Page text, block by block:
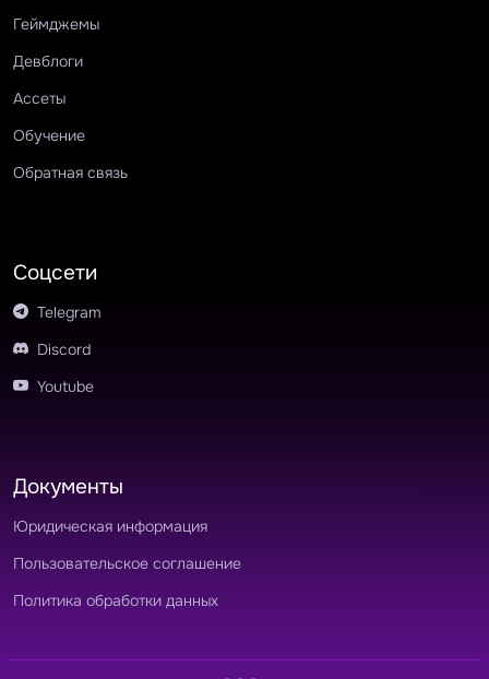
Геймджемы
Девблоги
Ассеты
Обучение
Обратная связь
Соцсети
Telegram
Discord
Youtube
Документы
Юридическая информация
Пользовательское соглашение
Политика обработки данных